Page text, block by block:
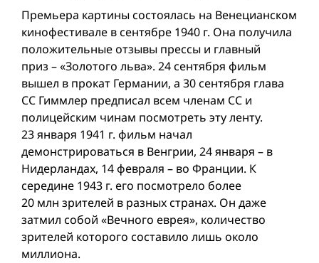
Премьера картины состоялась на Венецианском
кинофестивале в сентябре 1940 г. Она получила
положительные отзывы прессы и главный
приз – «Золотого льва». 24 сентября фильм
вышел в прокат Германии, а 30 сентября глава
CC Гиммлер предписал всем членам СС и
полицейским чинам посмотреть эту ленту.
23 января 1941 г. фильм начал
демонстрироваться в Венгрии, 24 января – в
Нидерландах, 14 февраля – во Франции. К
середине 1943 г. его посмотрело более
20 млн зрителей в разных странах. Он даже
затмил собой «Вечного еврея», количество
зрителей которого составило лишь около
миллиона.